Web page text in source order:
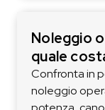
Noleggio
quale
Confronta in
noleggio